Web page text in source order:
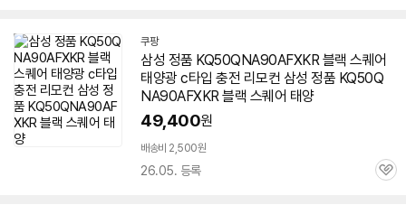
쿠팡
삼성 정품 KQ50QNA90AFXKR 블랙 스퀘어
태양광 c타입 충전 리모컨 삼성 정품 KQ50Q
NA90AFXKR 블랙 스퀘어 태양
49,400원
배송비 2,500원
26.05. 등록
관